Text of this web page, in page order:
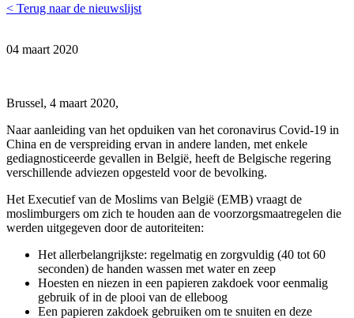
< Terug naar de nieuwslijst
04 maart 2020
Brussel, 4 maart 2020,
Naar aanleiding van het opduiken van het coronavirus Covid-19 in
China en de verspreiding ervan in andere landen, met enkele
gediagnosticeerde gevallen in België, heeft de Belgische regering
verschillende adviezen opgesteld voor de bevolking.
Het Executief van de Moslims van België (EMB) vraagt de
moslimburgers om zich te houden aan de voorzorgsmaatregelen die
werden uitgegeven door de autoriteiten:
Het allerbelangrijkste: regelmatig en zorgvuldig (40 tot 60
seconden) de handen wassen met water en zeep
Hoesten en niezen in een papieren zakdoek voor eenmalig
gebruik of in de plooi van de elleboog
Een papieren zakdoek gebruiken om te snuiten en deze